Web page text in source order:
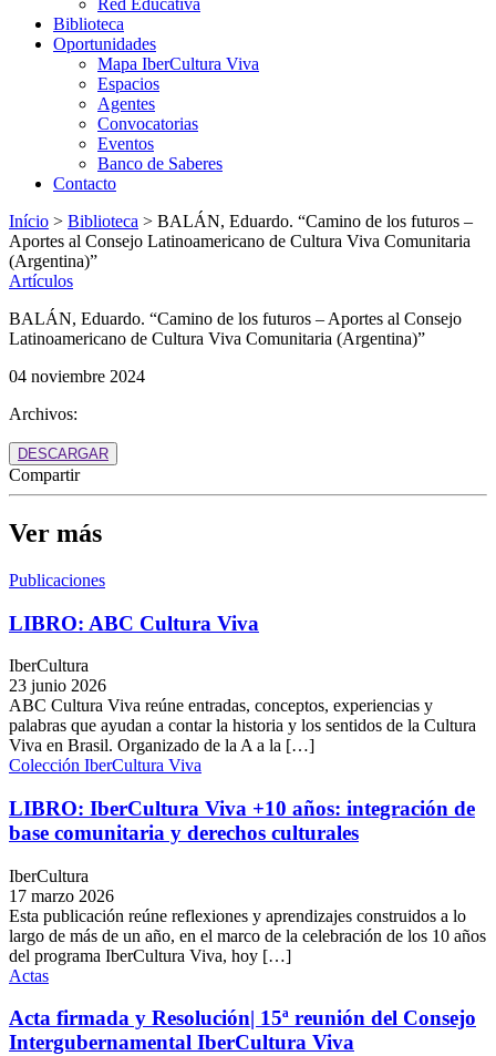
Red Educativa
Biblioteca
Oportunidades
Mapa IberCultura Viva
Espacios
Agentes
Convocatorias
Eventos
Banco de Saberes
Contacto
Início > Biblioteca > BALÁN, Eduardo. “Camino de los futuros –
Aportes al Consejo Latinoamericano de Cultura Viva Comunitaria
(Argentina)”
Artículos
BALÁN, Eduardo. “Camino de los futuros – Aportes al Consejo
Latinoamericano de Cultura Viva Comunitaria (Argentina)”
04 noviembre 2024
Archivos:
DESCARGAR
Compartir
Ver más
Publicaciones
LIBRO: ABC Cultura Viva
IberCultura
23 junio 2026
ABC Cultura Viva reúne entradas, conceptos, experiencias y
palabras que ayudan a contar la historia y los sentidos de la Cultura
Viva en Brasil. Organizado de la A a la […]
Colección IberCultura Viva
LIBRO: IberCultura Viva +10 años: integración de
base comunitaria y derechos culturales
IberCultura
17 marzo 2026
Esta publicación reúne reflexiones y aprendizajes construidos a lo
largo de más de un año, en el marco de la celebración de los 10 años
del programa IberCultura Viva, hoy […]
Actas
Acta firmada y Resolución| 15ª reunión del Consejo
Intergubernamental IberCultura Viva